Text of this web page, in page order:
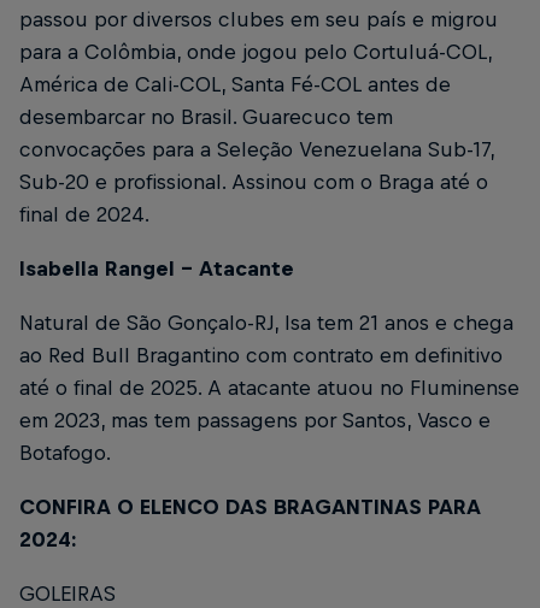
passou por diversos clubes em seu país e migrou
para a Colômbia, onde jogou pelo Cortuluá-COL,
América de Cali-COL, Santa Fé-COL antes de
desembarcar no Brasil. Guarecuco tem
convocações para a Seleção Venezuelana Sub-17,
Sub-20 e profissional. Assinou com o Braga até o
final de 2024.
Isabella Rangel – Atacante
Natural de São Gonçalo-RJ, Isa tem 21 anos e chega
ao Red Bull Bragantino com contrato em definitivo
até o final de 2025. A atacante atuou no Fluminense
em 2023, mas tem passagens por Santos, Vasco e
Botafogo.
CONFIRA O ELENCO DAS BRAGANTINAS PARA
2024:
GOLEIRAS